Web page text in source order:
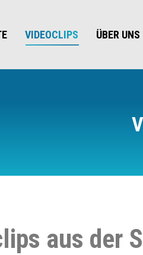
VIDEOCLIPS ÜBER UNS
aus der